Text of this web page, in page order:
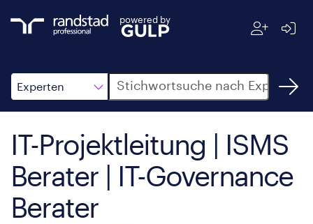
powered by
Experten
Suche
IT-Projektleitung | ISMS
Berater | IT-Governance
Berater